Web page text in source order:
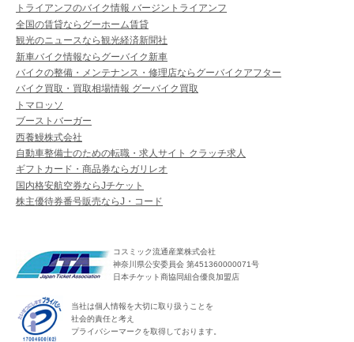
トライアンフのバイク情報 バージントライアンフ
全国の賃貸ならグーホーム賃貸
観光のニュースなら観光経済新聞社
新車バイク情報ならグーバイク新車
バイクの整備・メンテナンス・修理店ならグーバイクアフター
バイク買取・買取相場情報 グーバイク買取
トマロッソ
ブーストバーガー
西養鰻株式会社
自動車整備士のための転職・求人サイト クラッチ求人
ギフトカード・商品券ならガリレオ
国内格安航空券ならJチケット
株主優待券番号販売ならJ・コード
コスミック流通産業株式会社
神奈川県公安委員会 第451360000071号
日本チケット商協同組合優良加盟店
当社は個人情報を大切に取り扱うことを
社会的責任と考え
プライバシーマークを取得しております。